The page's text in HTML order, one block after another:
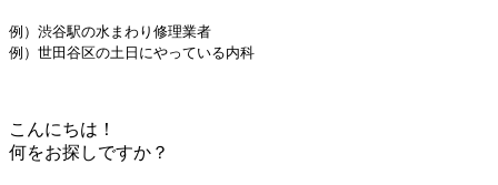
例）渋谷駅の水まわり修理業者
例）世田谷区の土日にやっている内科
こんにちは！
何をお探しですか？